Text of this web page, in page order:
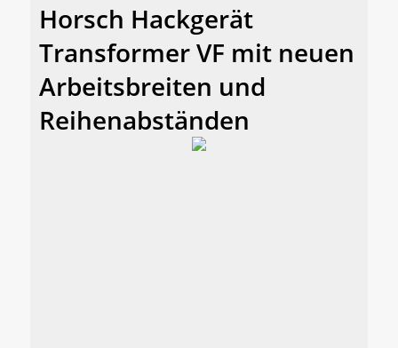
Horsch Hackgerät
Transformer VF mit neuen
Arbeitsbreiten und
Reihenabständen